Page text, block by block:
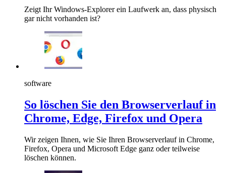
Zeigt Ihr Windows-Explorer ein Laufwerk an, dass physisch
gar nicht vorhanden ist?
software
So löschen Sie den Browserverlauf in
Chrome, Edge, Firefox und Opera
Wir zeigen Ihnen, wie Sie Ihren Browserverlauf in Chrome,
Firefox, Opera und Microsoft Edge ganz oder teilweise
löschen können.